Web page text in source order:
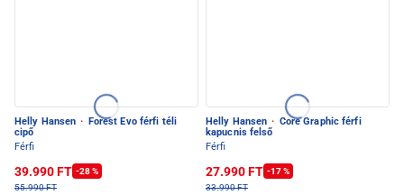
Helly Hansen ·
Forest Evo férfi téli
cipő
Férfi
39.990 FT -28 %
55.990 FT
Helly Hansen · Core Graphic férfi
kapucnis felső
Férfi
27.990 FT -17 %
33.990 FT